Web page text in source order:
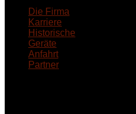
Die Firma
Karriere
Historische
Geräte
Anfahrt
Partner